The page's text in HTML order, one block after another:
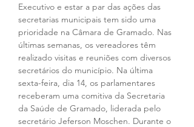
Executivo e estar a par das ações das
secretarias municipais tem sido uma
prioridade na Câmara de Gramado. Nas
últimas semanas, os vereadores têm
realizado visitas e reuniões com diversos
secretários do município. Na última
sexta-feira, dia 14, os parlamentares
receberam uma comitiva da Secretaria
da Saúde de Gramado, liderada pelo
secretário Jeferson Moschen. Durante o